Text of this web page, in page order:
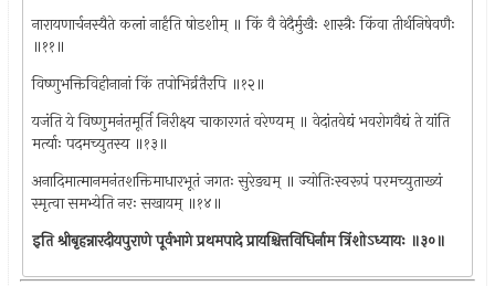
नारायणार्चनस्यैते कलां नार्हंति षोडशीम् ॥ किं वै वेदैर्मुखैः शास्त्रैः किंवा तीर्थनिषेवणैः
॥११॥
विष्णुभक्तिविहीनानां किं तपोभिर्व्रतैरपि ॥१२॥
यजंति ये विष्णुमनंतमूर्ति निरीक्ष्य चाकारगतं वरेण्यम् ॥ वेदांतवेद्यं भवरोगवैद्यं ते यांति
मर्त्याः पदमच्युतस्य ॥१३॥
अनादिमात्मानमनंतशक्तिमाधारभूतं जगतः सुरेड्यम् ॥ ज्योतिःस्वरूपं परमच्युताख्यं
स्मृत्वा समभ्येति नरः सखायम् ॥१४॥
इति श्रीबृहन्नारदीयपुराणे पूर्वभागे प्रथमपादे प्रायश्चित्तविधिर्नाम त्रिंशोऽध्यायः ॥३०॥